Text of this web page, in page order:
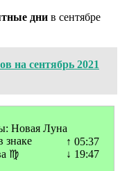
дни в сентябре
на сентябрь 2021
знаке
♍
↑ 05:37
↓ 19:47